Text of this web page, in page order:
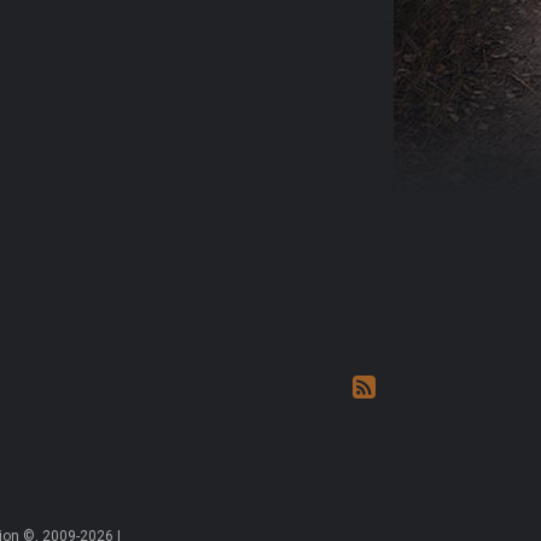
©, 2009-2026 |